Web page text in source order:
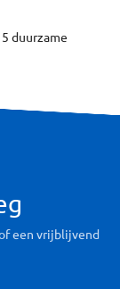
duurzame
een vrijblijvend